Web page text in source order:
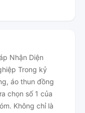
Nhận Diện
Trong kỷ
áo thun đồng
chọn số 1 của
Không chỉ là